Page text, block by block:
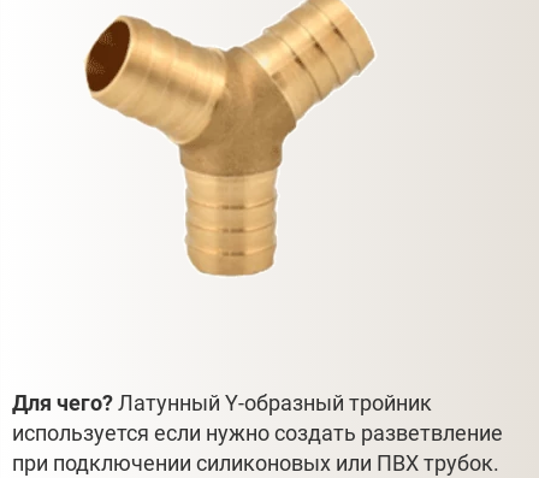
Для чего?Латунный Y-образный тройник
используется если нужно создать разветвление
при подключении силиконовых или ПВХ трубок.